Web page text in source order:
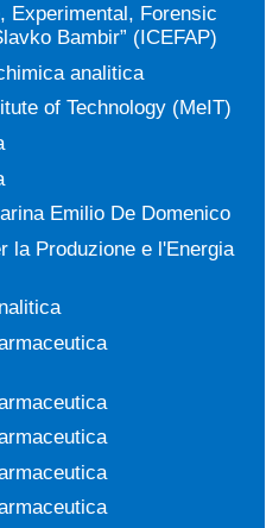
Experimental, Forensic
Bambir” (ICEFAP)
analitica
of Technology (MeIT)
Emilio De Domenico
la Produzione e l'Energia